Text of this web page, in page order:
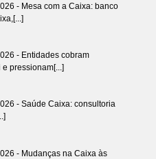
- Mesa com a Caixa: banco
- Entidades cobram
pressionam[...]
- Saúde Caixa: consultoria
- Mudanças na Caixa às